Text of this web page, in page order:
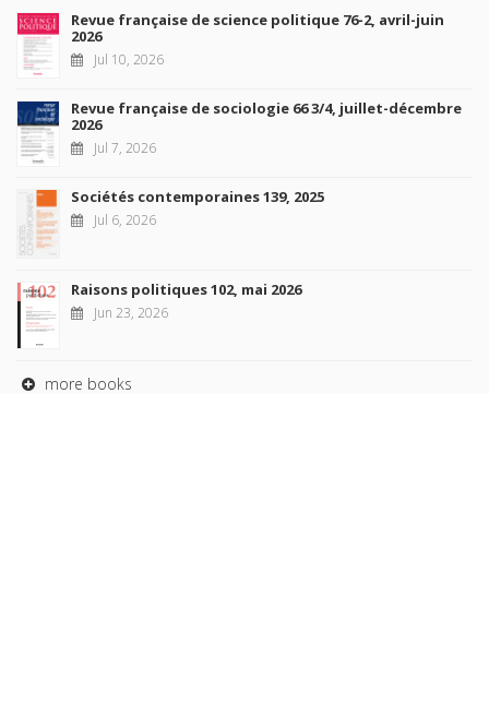
Revue française de science politique 76-2, avril-juin
2026
Jul 10, 2026
Revue française de sociologie 66 3/4, juillet-décembre
2026
Jul 7, 2026
Sociétés contemporaines 139, 2025
Jul 6, 2026
Raisons politiques 102, mai 2026
Jun 23, 2026
more books